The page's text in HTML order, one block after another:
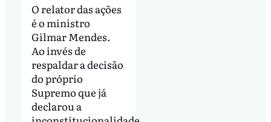
O relator das ações
é o ministro
Gilmar Mendes.
Ao invés de
respaldar a decisão
do próprio
Supremo que já
declarou a